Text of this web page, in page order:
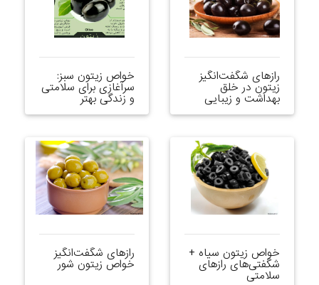
رازهای شگفت‌انگیز
زیتون در خلق
بهداشت و زیبایی
خواص زیتون سبز:
سرآغازی برای سلامتی
و زندگی بهتر
خواص زیتون سیاه +
شگفتی‌های رازهای
سلامتی
رازهای شگفت‌انگیز
خواص زیتون شور